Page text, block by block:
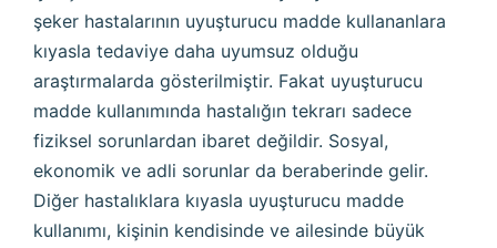
şeker hastalarının uyuşturucu madde kullananlara
kıyasla tedaviye daha uyumsuz olduğu
araştırmalarda gösterilmiştir. Fakat uyuşturucu
madde kullanımında hastalığın tekrarı sadece
fiziksel sorunlardan ibaret değildir. Sosyal,
ekonomik ve adli sorunlar da beraberinde gelir.
Diğer hastalıklara kıyasla uyuşturucu madde
kullanımı, kişinin kendisinde ve ailesinde büyük